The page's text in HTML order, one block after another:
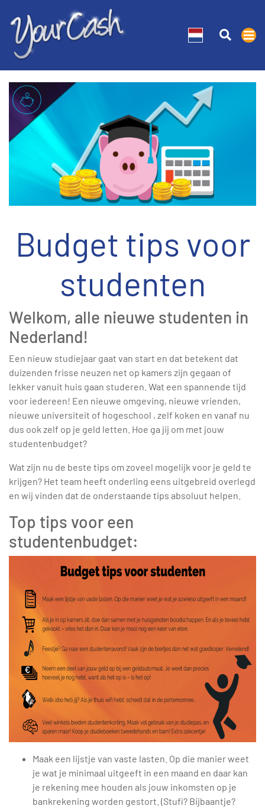
Budget tips voor
studenten
Welkom, alle nieuwe studenten in
Nederland!
Een nieuw studiejaar gaat van start en dat betekent dat
duizenden frisse neuzen net op kamers zijn gegaan of
lekker vanuit huis gaan studeren. Wat een spannende tijd
voor iedereen! Een nieuwe omgeving, nieuwe vrienden,
nieuwe universiteit of hogeschool , zelf koken en vanaf nu
dus ook zelf op je geld letten. Hoe ga jij om met jouw
studentenbudget?
Wat zijn nu de beste tips om zoveel mogelijk voor je geld te
krijgen? Het team heeft onderling eens uitgebreid overlegd
en wij vinden dat de onderstaande tips absoluut helpen.
Top tips voor een
studentenbudget:
Maak een lijstje van vaste lasten. Op die manier weet
je wat je minimaal uitgeeft in een maand en daar kan
je rekening mee houden als jouw inkomsten op je
bankrekening worden gestort. (Stufi? Bijbaantje?